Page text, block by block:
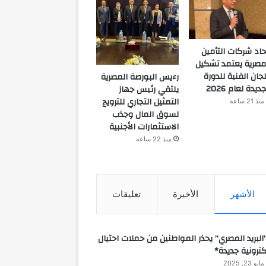
شركات التأمين
يعتمد تشكيل
الفنية للدورة
لعام 2026
منذ 21 ساعة
رءيس البورصة المصرية
يلتقي رئيس جهاز
التمثيل التجاري للترويج
لسوق المال وجذب
الاستثمارات الأجنبية
منذ 22 ساعة
الأشهر الأخيرة تعليقات
المصري” يحذر المواطنين من حملات احتيال
جديدة*
مايو 23, 2025